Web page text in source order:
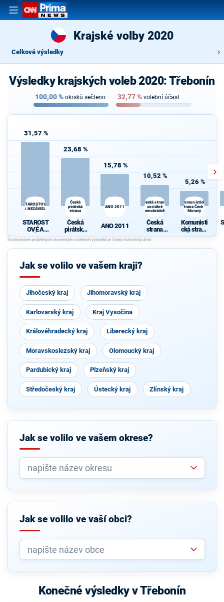
Krajské volby 2020
Celkové výsledky
Výsledky krajských voleb 2020: Třebonín
100,00% okrsků sečteno 32,77% volební účast
31,57 %
STAROSTOVÉ
A NEZÁVISLÍ
STAROST
OVÉ A
NEZÁVISL
Í
23,68 %
Česká
pirátská
strana
Česká
pirátská
strana
15,78 %
ANO 2011
ANO 2011
10,52 %
Česká strana
sociálně
demokratická
Česká
strana
sociálně
demokrati
cká
5,26 %
Komunistická
strana Čech a
Moravy
Komunisti
cká strana
Čech a
Jak se volilo ve vašem kraji?
Jihočeský kraj Jihomoravský kraj
Karlovarský kraj Kraj Vysočina
Královéhradecký kraj Liberecký kraj
Moravskoslezský kraj Olomoucký kraj
Pardubický kraj Plzeňský kraj
Středočeský kraj Ústecký kraj Zlínský kraj
Jak se volilo ve vašem okrese?
Jak se volilo ve vaší obci?
Konečné výsledky v Třebonín